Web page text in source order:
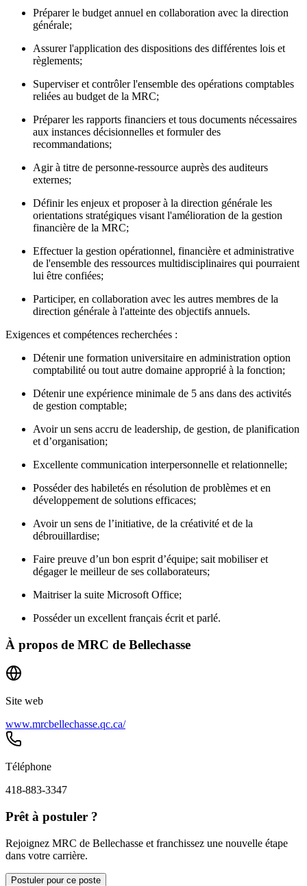
Préparer le budget annuel en collaboration avec la direction
générale;
Assurer l'application des dispositions des différentes lois et
règlements;
Superviser et contrôler l'ensemble des opérations comptables
reliées au budget de la MRC;
Préparer les rapports financiers et tous documents nécessaires
aux instances décisionnelles et formuler des
recommandations;
Agir à titre de personne-ressource auprès des auditeurs
externes;
Définir les enjeux et proposer à la direction générale les
orientations stratégiques visant l'amélioration de la gestion
financière de la MRC;
Effectuer la gestion opérationnel, financière et administrative
de l'ensemble des ressources multidisciplinaires qui pourraient
lui être confiées;
Participer, en collaboration avec les autres membres de la
direction générale à l'atteinte des objectifs annuels.
Exigences et compétences recherchées :
Détenir une formation universitaire en administration option
comptabilité ou tout autre domaine approprié à la fonction;
Détenir une expérience minimale de 5 ans dans des activités
de gestion comptable;
Avoir un sens accru de leadership, de gestion, de planification
et d’organisation;
Excellente communication interpersonnelle et relationnelle;
Posséder des habiletés en résolution de problèmes et en
développement de solutions efficaces;
Avoir un sens de l’initiative, de la créativité et de la
débrouillardise;
Faire preuve d’un bon esprit d’équipe; sait mobiliser et
dégager le meilleur de ses collaborateurs;
Maitriser la suite Microsoft Office;
Posséder un excellent français écrit et parlé.
À propos de MRC de Bellechasse
Site web
www.mrcbellechasse.qc.ca/
Téléphone
418-883-3347
Prêt à postuler ?
Rejoignez MRC de Bellechasse et franchissez une nouvelle étape
dans votre carrière.
Postuler pour ce poste